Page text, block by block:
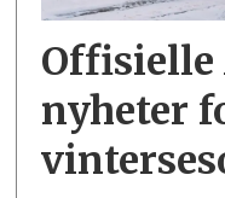
nyheter